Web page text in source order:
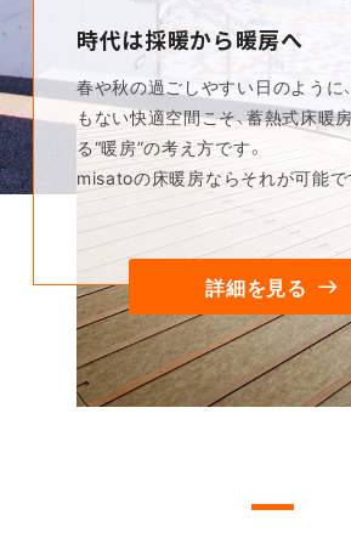
時代は採暖から暖房へ
春や秋の過ごしやすい日のように
もない快適空間こそ、蓄熱式床暖
る“暖房”の考え方です。
misatoの床暖房ならそれが可能で
詳細を見る